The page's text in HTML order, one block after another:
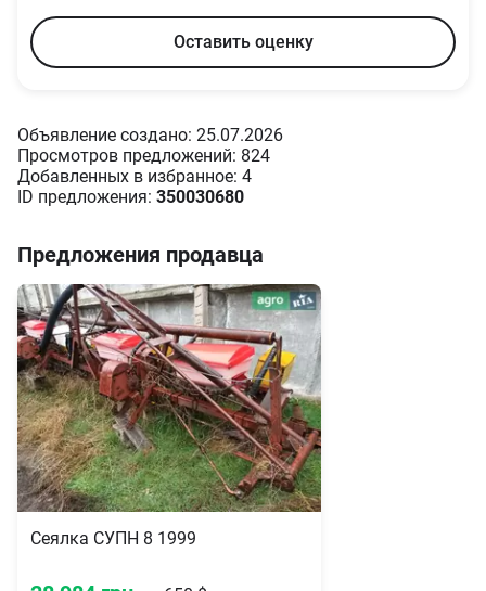
Оставить оценку
Объявление создано: 25.07.2026
Просмотров предложений: 824
Добавленных в избранное: 4
ID предложения: 350030680
Предложения продавца
Сеялка СУПН 8 1999